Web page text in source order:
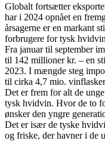
Globalt fortsætter
har i 2024 opnået en
årsagerne er en markant
forbrugere for tysk
Fra januar til september
til 142 millioner kr. – en
2023. I mængde steg
til cirka 4,7 mio.
Det er frem for alt de
tysk hvidvin. Hvor de to
ønsker den yngre
Det er især de tyske
og friske, der havner i de